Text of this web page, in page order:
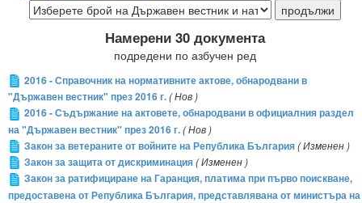
Намерени 30 документа
подредени по азбучен ред
2016 - Справочник на нормативните актове, обнародвани в
"Държавен вестник" през 2016 г.( Нов )
2016 - Съдържание на актовете, обнародвани в официалния раздел
на "Държавен вестник" през 2016 г.( Нов )
Закон за ветераните от войните на Република България( Изменен )
Закон за защита от дискриминация( Изменен )
Закон за ратифициране на Гаранция, платима при първо поискване,
предоставена от Република България, представлявана от министъра на